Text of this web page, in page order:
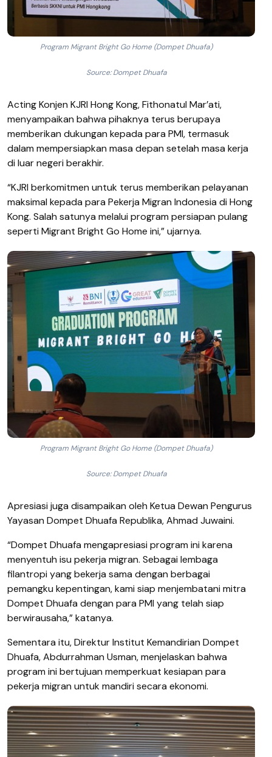
Program Migrant Bright Go Home (Dompet Dhuafa)
Source: Dompet Dhuafa
Acting Konjen KJRI Hong Kong, Fithonatul Mar’ati,
menyampaikan bahwa pihaknya terus berupaya
memberikan dukungan kepada para PMI, termasuk
dalam mempersiapkan masa depan setelah masa kerja
di luar negeri berakhir.
“KJRI berkomitmen untuk terus memberikan pelayanan
maksimal kepada para Pekerja Migran Indonesia di Hong
Kong. Salah satunya melalui program persiapan pulang
seperti Migrant Bright Go Home ini,” ujarnya.
Program Migrant Bright Go Home (Dompet Dhuafa)
Source: Dompet Dhuafa
Apresiasi juga disampaikan oleh Ketua Dewan Pengurus
Yayasan Dompet Dhuafa Republika, Ahmad Juwaini.
“Dompet Dhuafa mengapresiasi program ini karena
menyentuh isu pekerja migran. Sebagai lembaga
filantropi yang bekerja sama dengan berbagai
pemangku kepentingan, kami siap menjembatani mitra
Dompet Dhuafa dengan para PMI yang telah siap
berwirausaha,” katanya.
Sementara itu, Direktur Institut Kemandirian Dompet
Dhuafa, Abdurrahman Usman, menjelaskan bahwa
program ini bertujuan memperkuat kesiapan para
pekerja migran untuk mandiri secara ekonomi.